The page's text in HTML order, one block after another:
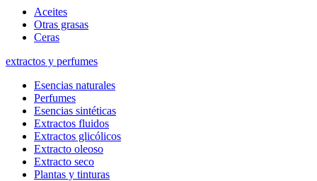
Aceites
Otras grasas
Ceras
extractos y perfumes
Esencias naturales
Perfumes
Esencias sintéticas
Extractos fluidos
Extractos glicólicos
Extracto oleoso
Extracto seco
Plantas y tinturas